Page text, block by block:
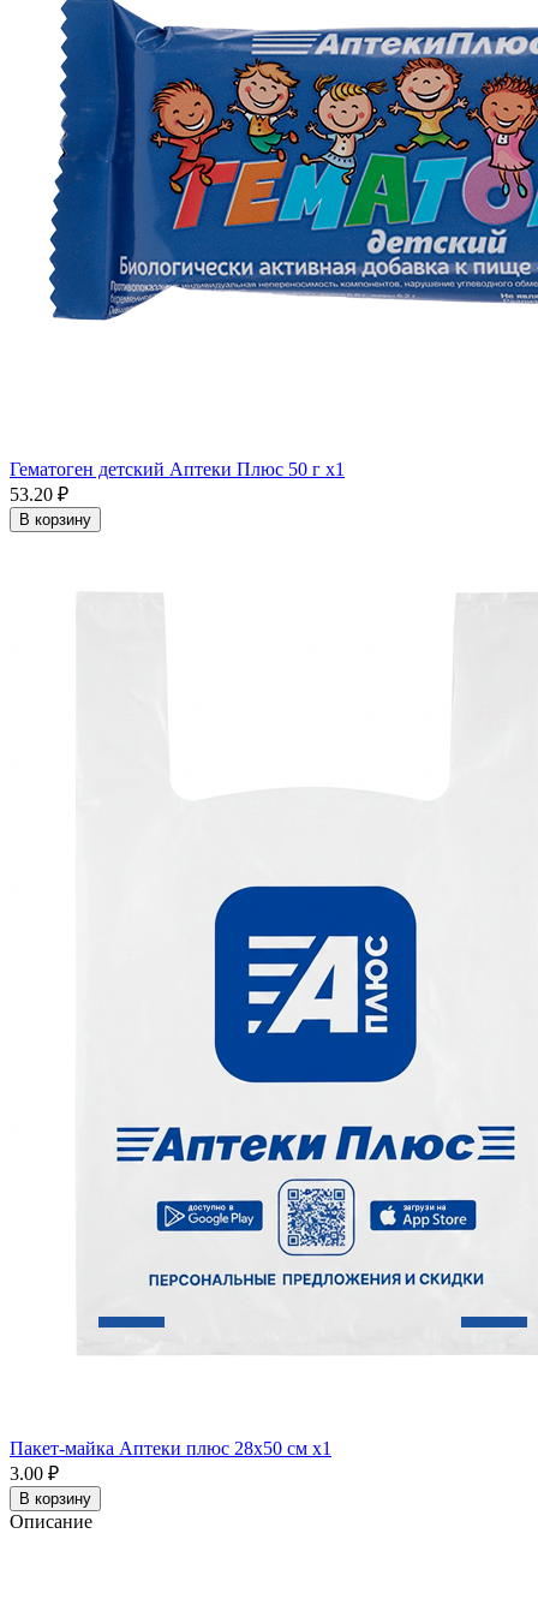
Гематоген детский Аптеки Плюс 50 г x1
53.20 ₽
В корзину
Пакет-майка Аптеки плюс 28х50 см x1
3.00 ₽
В корзину
Описание